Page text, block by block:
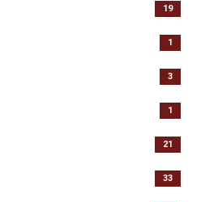
19
1
3
1
21
33